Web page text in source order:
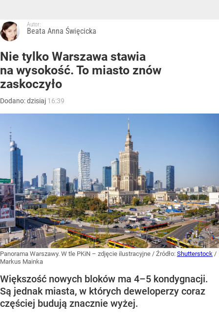
Autor:
Beata Anna Święcicka
Nie tylko Warszawa stawia
na wysokość. To miasto znów
zaskoczyło
Dodano:dzisiaj 16:39
Panorama Warszawy. W tle PKiN – zdjęcie ilustracyjne / Źródło: Shutterstock /
Markus Mainka
Większość nowych bloków ma 4–5 kondygnacji.
Są jednak miasta, w których deweloperzy coraz
częściej budują znacznie wyżej.